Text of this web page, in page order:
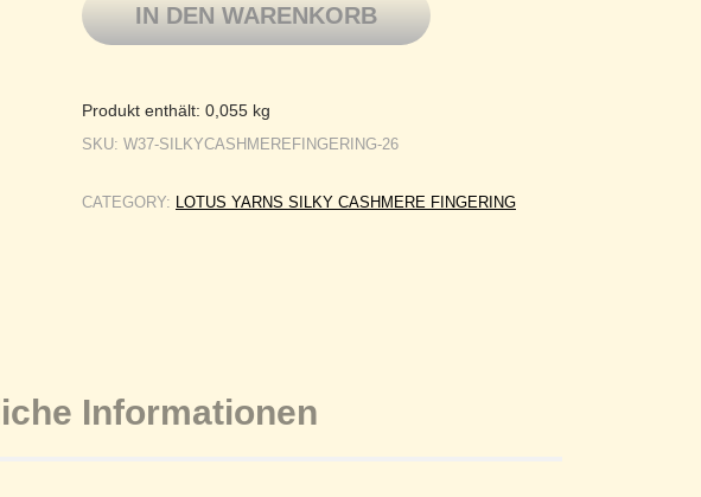
IN DEN WARENKORB
Produkt enthält: 0,055 kg
SKU: W37-SILKYCASHMEREFINGERING-26
CATEGORY: LOTUS YARNS SILKY CASHMERE FINGERING
Informationen